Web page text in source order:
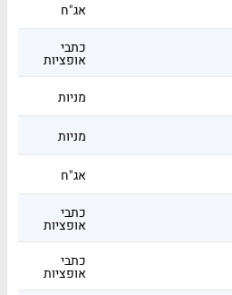
אג"ח
כתבי
אופציות
מניות
מניות
אג"ח
כתבי
אופציות
כתבי
אופציות